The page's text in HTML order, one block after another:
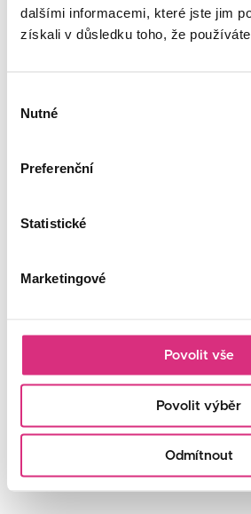
dalšími informacemi, které jste jim
získali v důsledku toho, že
souhlasu
Nutné
Preferenční
Statistické
Marketingové
Povolit vše
Povolit výběr
Odmítnout